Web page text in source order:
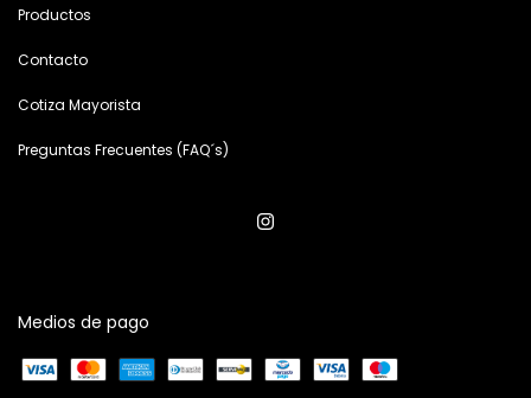
Productos
Contacto
Cotiza Mayorista
Preguntas Frecuentes (FAQ´s)
Medios de pago